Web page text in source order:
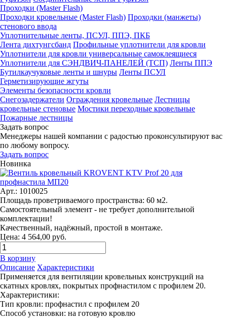
Проходки (Master Flash)
Проходки кровельные (Master Flash) Проходки (манжеты)
стенового ввода
Уплотнительные ленты, ПСУЛ, ППЭ, ПКБ
Лента дихтунгсбанд Профильные уплотнители для кровли
Уплотнители для кровли универсальные самоклеящиеся
Уплотнители для СЭНДВИЧ-ПАНЕЛЕЙ (ТСП) Ленты ППЭ
Бутилкаучуковые ленты и шнуры Ленты ПСУЛ
Герметизирующие жгуты
Элементы безопасности кровли
Снегозадержатели Ограждения кровельные Лестницы
кровельные стеновые Мостики переходные кровельные
Пожарные лестницы
Задать вопрос
Менеджеры нашей компании с радостью проконсультируют вас
по любому вопросу.
Задать вопрос
Новинка
Арт.: 1010025
Площадь проветриваемого пространства: 60 м2.
Самостоятельный элемент - не требует дополнительной
комплектации!
Качественный, надёжный, простой в монтаже.
Цена: 4 564,00 руб.
В корзину
Описание Характеристики
Применяется для вентиляции кровельных конструкций на
скатных кровлях, покрытых профнастилом с профилем 20.
Характеристики:
Тип кровли: профнастил с профилем 20
Способ установки: на готовую кровлю